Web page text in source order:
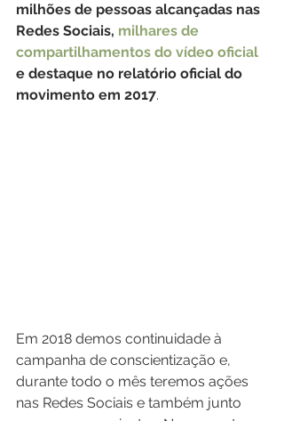
milhões de pessoas alcançadas nas
Redes Sociais, milhares de
compartilhamentos do vídeo oficial
e destaque no relatório oficial do
movimento em 2017.
Em 2018 demos continuidade à
campanha de conscientização e,
durante todo o mês teremos ações
nas Redes Sociais e também junto